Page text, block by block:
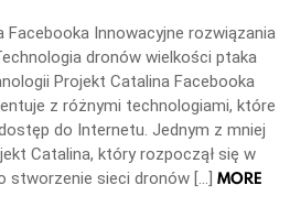
Innowacyjne rozwiązania
dronów wielkości ptaka
Projekt Catalina Facebooka
z różnymi technologiami, które
do Internetu. Jednym z mniej
Catalina, który rozpoczął się w
stworzenie sieci dronów […] MORE